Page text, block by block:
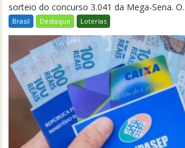
sorteio do concurso 3.041 da Mega-Sena.
Brasil Destaque Loterias